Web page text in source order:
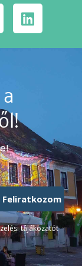
Feliratkozom
tájákozatót